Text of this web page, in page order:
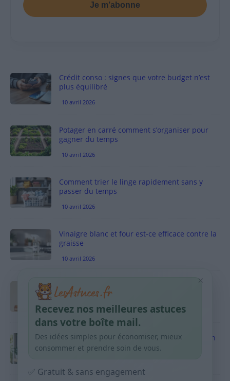
Je m’abonne
Crédit conso : signes que votre budget n’est
plus équilibré
10 avril 2026
Potager en carré comment s’organiser pour
gagner du temps
10 avril 2026
Comment trier le linge rapidement sans y
passer du temps
10 avril 2026
Vinaigre blanc et four est-ce efficace contre la
graisse
10 avril 2026
Taches pigmentaires : routine simple +
habitudes qui aident
9 avril 2026
Produits ménagers : comment économiser en
courses sans acheter 10 sprays
×
Recevez nos meilleures astuces
dans votre boîte mail.
Des idées simples pour économiser, mieux
consommer et prendre soin de vous.
✅ Gratuit & sans engagement